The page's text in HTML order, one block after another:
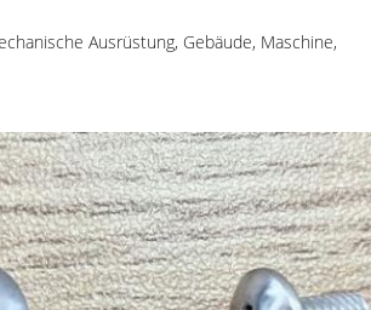
Ausrüstung, Gebäude, Maschine,